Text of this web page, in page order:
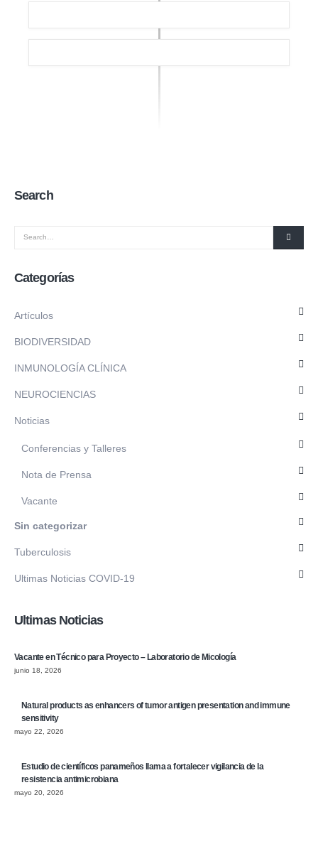
Search
Categorías
Artículos
BIODIVERSIDAD
INMUNOLOGÍA CLÍNICA
NEUROCIENCIAS
Noticias
Conferencias y Talleres
Nota de Prensa
Vacante
Sin categorizar
Tuberculosis
Ultimas Noticias COVID-19
Ultimas Noticias
Vacante en Técnico para Proyecto – Laboratorio de Micología
junio 18, 2026
Natural products as enhancers of tumor antigen presentation and immune
sensitivity
mayo 22, 2026
Estudio de científicos panameños llama a fortalecer vigilancia de la
resistencia antimicrobiana
mayo 20, 2026